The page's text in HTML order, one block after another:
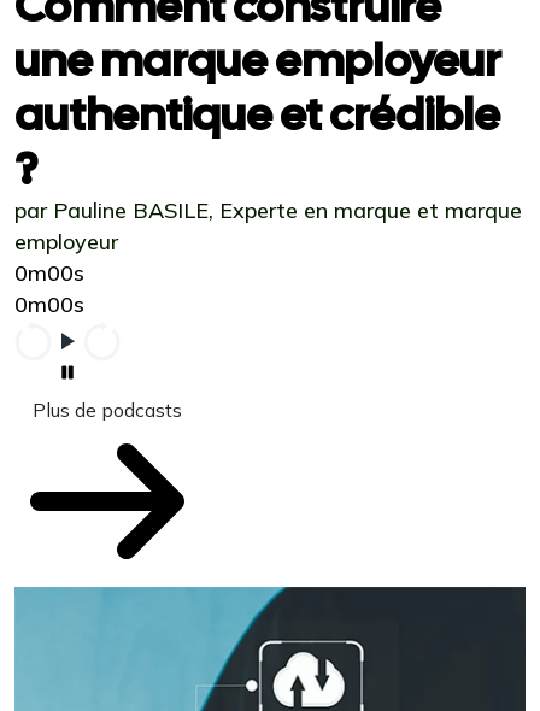
une marque employeur
authentique et crédible
?
par Pauline BASILE, Experte en marque et marque
employeur
0m00s
0m00s
Plus de podcasts